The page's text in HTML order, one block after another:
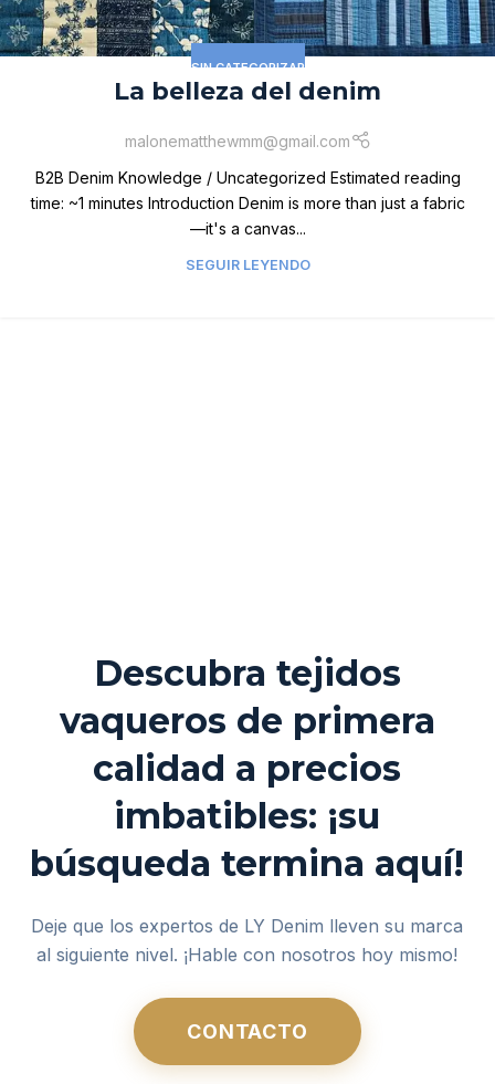
SIN CATEGORIZAR
La belleza del denim
malonematthewmm@gmail.com
B2B Denim Knowledge / Uncategorized Estimated reading
time: ~1 minutes Introduction Denim is more than just a fabric
—it's a canvas...
SEGUIR LEYENDO
Descubra tejidos
vaqueros de primera
calidad a precios
imbatibles: ¡su
búsqueda termina aquí!
Deje que los expertos de LY Denim lleven su marca
al siguiente nivel. ¡Hable con nosotros hoy mismo!
CONTACTO